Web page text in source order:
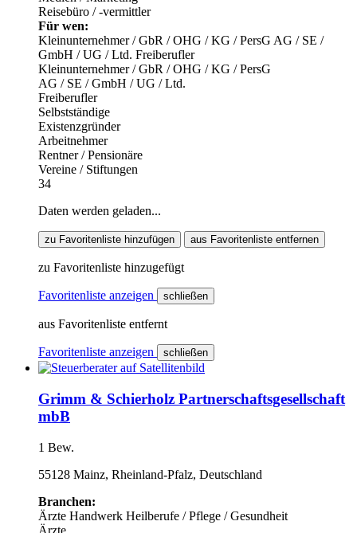
Reisebüro / -vermittler
Für wen:
Kleinunternehmer / GbR / OHG / KG / PersG AG / SE /
GmbH / UG / Ltd. Freiberufler
Kleinunternehmer / GbR / OHG / KG / PersG
AG / SE / GmbH / UG / Ltd.
Freiberufler
Selbstständige
Existenzgründer
Arbeitnehmer
Rentner / Pensionäre
Vereine / Stiftungen
34
Daten werden geladen...
zu Favoritenliste hinzufügen aus Favoritenliste entfernen
zu Favoritenliste hinzugefügt
Favoritenliste anzeigen schließen
aus Favoritenliste entfernt
Favoritenliste anzeigen schließen
Grimm & Schierholz Partnerschaftsgesellschaft
mbB
1 Bew.
55128 Mainz, Rheinland-Pfalz, Deutschland
Branchen:
Ärzte Handwerk Heilberufe / Pflege / Gesundheit
Ärzte